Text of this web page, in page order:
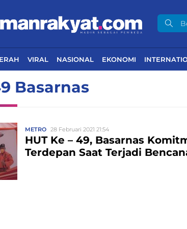
VIRAL NASIONAL EKONOMI
Basarnas
METRO 28 Februari 2021 21:54
HUT Ke – 49, Basarnas
Terdepan Saat Terjadi